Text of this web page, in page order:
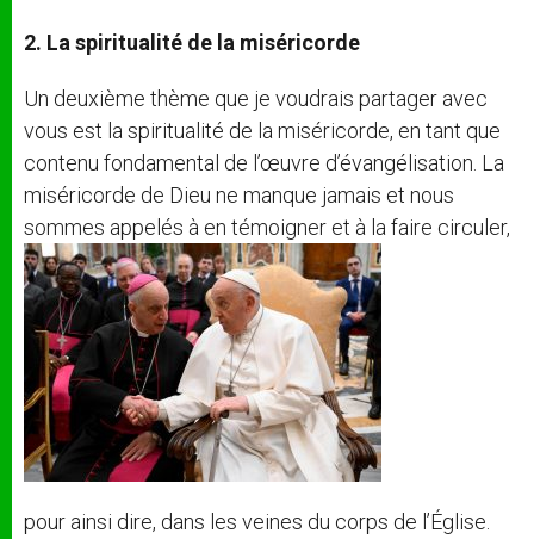
2. La spiritualité de la miséricorde
Un deuxième thème que je voudrais partager avec
vous est la spiritualité de la miséricorde, en tant que
contenu fondamental de l’œuvre d’évangélisation. La
miséricorde de Dieu ne manque jamais et nous
sommes appelés à en témoigner et à la faire circuler,
pour ainsi dire, dans les veines du corps de l’Église.